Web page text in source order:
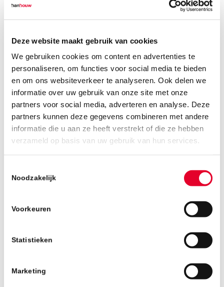
Deze website maakt gebruik van cookies
We gebruiken cookies om content en advertenties te
personaliseren, om functies voor social media te bieden
en om ons websiteverkeer te analyseren. Ook delen we
informatie over uw gebruik van onze site met onze
partners voor social media, adverteren en analyse. Deze
partners kunnen deze gegevens combineren met andere
informatie die u aan ze heeft verstrekt of die ze hebben
verzameld op basis van uw gebruik van hun services.
Noodzakelijk
Voorkeuren
Statistieken
Marketing
opdrachtgever en zo gemaakt dat je het
gevoel hebt alsof je er een aantal nachtjes gaat
Details
“Je moet het gevoel krijgen alsof je een echte
hotelkamer binnen loopt. Details zijn hierbij
bijzonder belangrijk. Men moet zich in een
hotelkamer direct op het gemak voelen en tot
rust komen. Dit gevoel wilden wij natuurlijk
ook uitstralen in de mock-up kamer”, aldus
Bert Golstein, projectleider van BanBouw. De
badjas opgevouwen op het bed, het strijkijzer
in de kledingkast en de koffie die klaar staat.
Aan de kleinste details is gedacht.
uitermate positief reageerde op de mock-up
het echt te bezoeken in het Holiday Inn hotel
Wil je op de hoogte blijven van dit project?